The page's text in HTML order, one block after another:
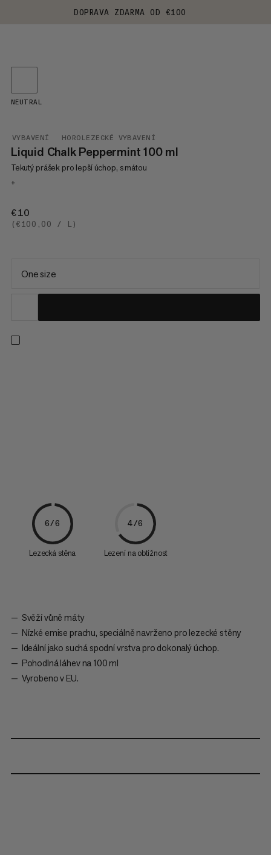
DOPRAVA ZDARMA OD €100
VYBAVENÍ HOROLEZECKÉ VYBAVENÍ
Liquid Chalk Peppermint 100 ml
Tekutý prášek pro lepší úchop, s mátou
+
€10
(€100,00 / L)
NEUTRAL
One size
6/6
Lezecká stěna
4/6
Lezení na obtížnost
Svěží vůně máty
Nízké emise prachu, speciálně navrženo pro lezecké stěny
Ideální jako suchá spodní vrstva pro dokonalý úchop.
Pohodlná láhev na 100 ml
Vyrobeno v EU.